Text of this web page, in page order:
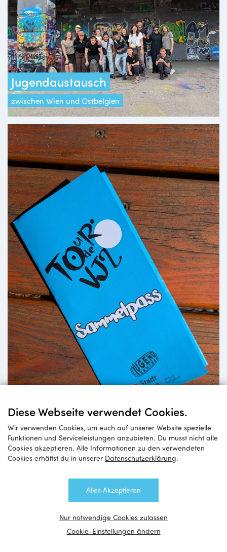
Diese Webseite verwendet Cookies.
Wir verwenden Cookies, um euch auf unserer Website spezielle
Funktionen und Serviceleistungen anzubieten. Du musst nicht alle
Cookies akzeptieren. Alle Informationen zu den verwendeten
Cookies erhältst du in unserer Datenschutzerklärung.
Alles Akzeptieren
Nur notwendige Cookies zulassen
Cookie-Einstellungen ändern
Jugendaustausch
zwischen Wien und Ostbelgien
Tour de Jugendzentren